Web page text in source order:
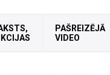
PAŠREIZĒJĀ
VIDEO